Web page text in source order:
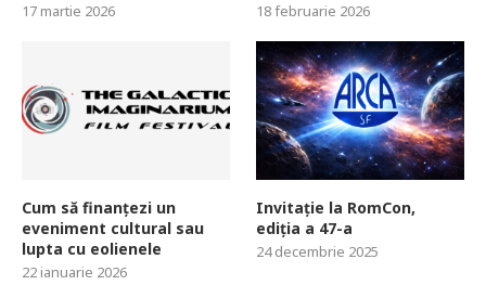
17 martie 2026 18 februarie 2026
Cum să finanțezi un
eveniment cultural sau
lupta cu eolienele
22 ianuarie 2026
Invitație la RomCon,
ediția a 47-a
24 decembrie 2025